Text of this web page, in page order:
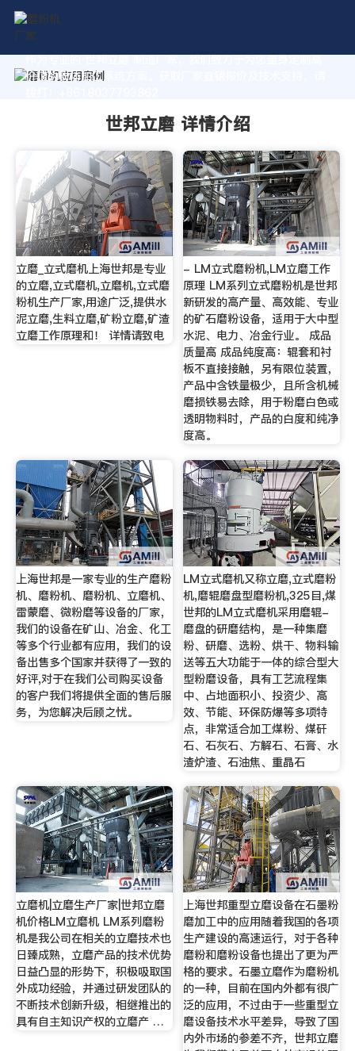
作为专业的 世邦立磨 制造厂家，我们致力于为您量身定制高
价值的粉体加工系统方案。获取厂家直销报价及技术支持，请
世邦立磨 详情介绍
立磨_立式磨机上海世邦是专业
的立磨,立式磨机,立磨机,立式磨
粉机生产厂家,用途广泛,提供水
泥立磨,生料立磨,矿粉立磨,矿渣
立磨工作原理和！ 详情请致电
- LM立式磨粉机,LM立磨工作
原理 LM系列立式磨粉机是世邦
新研发的高产量、高效能、专业
的矿石磨粉设备，适用于大中型
水泥、电力、冶金行业。 成品
质量高 成品纯度高：辊套和衬
板不直接接触，另有限位装置，
产品中含铁量极少，且所含机械
磨损铁易去除，用于粉磨白色或
透明物料时，产品的白度和纯净
度高。
上海世邦是一家专业的生产磨粉
机、磨粉机、磨粉机、立磨机、
雷蒙磨、微粉磨等设备的厂家，
我们的设备在矿山、冶金、化工
等多个行业都有应用，我们的设
备出售多个国家并获得了一致的
好评,对于在我们公司购买设备
的客户我们将提供全面的售后服
务，为您解决后顾之忧。
LM立式磨机又称立磨,立式磨粉
机,磨辊磨盘型磨粉机,325目,煤
世邦的LM立式磨机采用磨辊-
磨盘的研磨结构，是一种集磨
粉、研磨、选粉、烘干、物料输
送等五大功能于一体的综合型大
型粉磨设备，具有工艺流程集
中、占地面积小、投资少、高
效、节能、环保防爆等多项特
点，非常适合加工煤粉、煤矸
石、石灰石、方解石、石膏、水
渣炉渣、石油焦、重晶石
立磨机|立磨生产厂家|世邦立磨
机价格LM立磨机 LM系列磨粉
机是我公司在相关的立磨技术也
日臻成熟，立磨产品的技术优势
日益凸显的形势下，积极吸取国
外成功经验，并通过研发团队的
不断技术创新升级，相继推出的
具有自主知识产权的立磨产 …
上海世邦重型立磨设备在石墨粉
磨加工中的应用随着我国的各项
生产建设的高速运行，对于各种
磨粉和磨粉设备也提出了更为严
格的要求。石墨立磨作为磨粉机
的一种，目前在国内外都有很广
泛的应用，不过由于一些重型立
磨设备技术水平差异，导致了国
内外市场的参差不齐，世邦立磨